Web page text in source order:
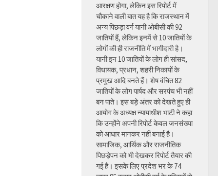
आरक्षण होगा, लेकिन इस रिपोर्ट में
चौकाने वाली बात यह है कि राजस्थान में
अन्य पिछड़ा वर्ग यानी ओबीसी की 92
जातियों हैं, लेकिन इनमें से 10 जातियों के
लोगों की ही राजनीति में भागीदारी है।
यानी इन 10 जातियों के लोग ही सांसद,
विधायक, प्रधान, शहरी निकायों के
प्रमुख आदि बनते हैं। शेष वंचित 82
जातियों के लोग पार्षद और सरपंच भी नहीं
बन पाते। इस बड़े अंतर को देखते हुए ही
आयोग के अध्यक्ष न्यायाधीश भाटी ने कहा
कि उन्होंने अपनी रिपोर्ट केवल जनसंख्या
को आधार मानकर नहीं बनाई है।
सामाजिक, आर्थिक और राजनीतिक
पिछड़ेपन को भी देखकर रिपोर्ट तैयार की
गई है। इसके लिए प्रदेश भर के 74